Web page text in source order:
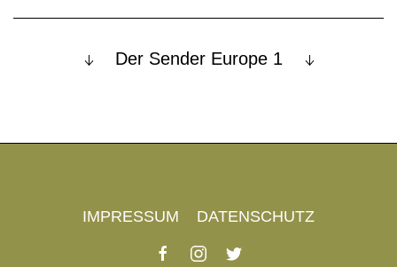
Der Sender Europe 1
IMPRESSUM DATENSCHUTZ